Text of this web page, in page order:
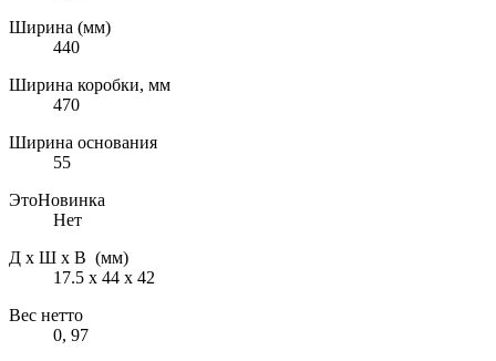
Ширина (мм)
440
Ширина коробки, мм
470
Ширина основания
55
ЭтоНовинка
Нет
Д х Ш х В (мм)
17.5 х 44 х 42
Вес нетто
0, 97